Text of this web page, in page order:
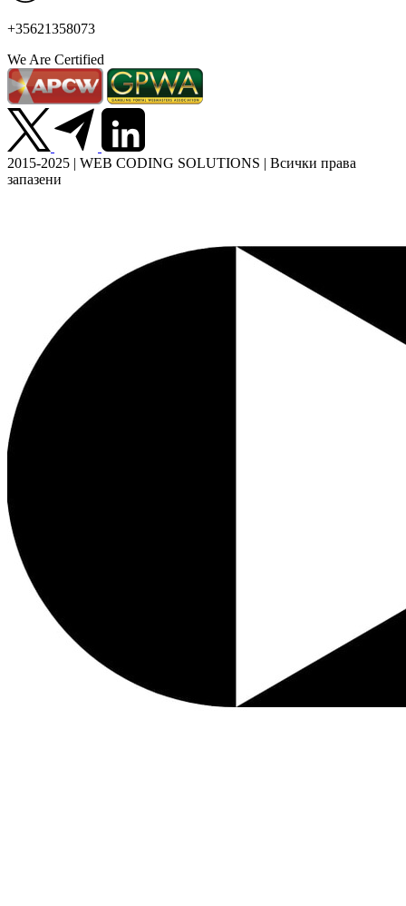
+35621358073
We Are Certified
2015-2025 | WEB CODING SOLUTIONS | Всички права
запазени